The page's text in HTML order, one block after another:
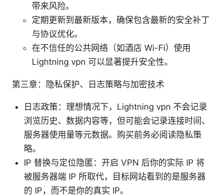
带来风险。
定期更新到最新版本，确保包含最新的安全补丁
与协议优化。
在不信任的公共网络（如酒店 Wi-Fi）使用
Lightning vpn 可以显著提升安全性。
第三章：隐私保护、日志策略与加密技术
日志政策：理想情况下，Lightning vpn 不会记录
浏览历史、数据内容等，但可能会记录连接时间、
服务器使用量等元数据。购买前务必阅读隐私策
略。
IP 替换与定位隐匿：开启 VPN 后你的实际 IP 将
被服务器端 IP 所取代，目标网站看到的是服务器
的 IP，而不是你的真实 IP。